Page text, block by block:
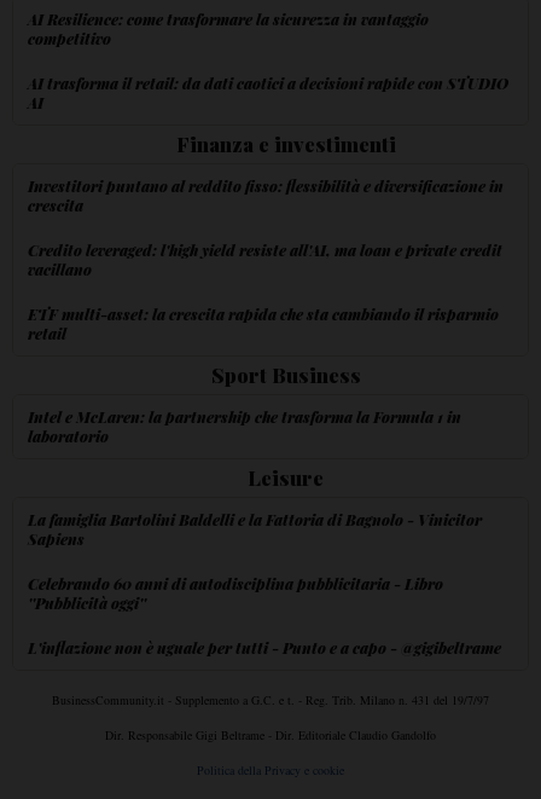
AI Resilience: come trasformare la sicurezza in vantaggio
competitivo
AI trasforma il retail: da dati caotici a decisioni rapide con STUDIO
AI
Finanza e investimenti
Investitori puntano al reddito fisso: flessibilità e diversificazione in
crescita
Credito leveraged: l'high yield resiste all'AI, ma loan e private credit
vacillano
ETF multi-asset: la crescita rapida che sta cambiando il risparmio
retail
Sport Business
Intel e McLaren: la partnership che trasforma la Formula 1 in
laboratorio
Leisure
La famiglia Bartolini Baldelli e la Fattoria di Bagnolo - Vinicitor
Sapiens
Celebrando 60 anni di autodisciplina pubblicitaria - Libro
''Pubblicità oggi''
L'inflazione non è uguale per tutti - Punto e a capo - @gigibeltrame
BusinessCommunity.it - Supplemento a G.C. e t. - Reg. Trib. Milano n. 431 del 19/7/97
Dir. Responsabile Gigi Beltrame - Dir. Editoriale Claudio Gandolfo
Politica della Privacy e cookie